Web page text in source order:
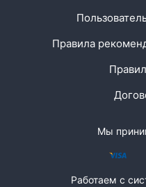
Правила
Мы
Работаем с